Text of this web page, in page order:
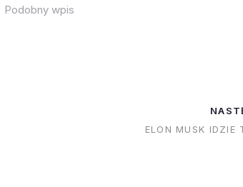
Podobny wpis
ELON MUSK IDZIE